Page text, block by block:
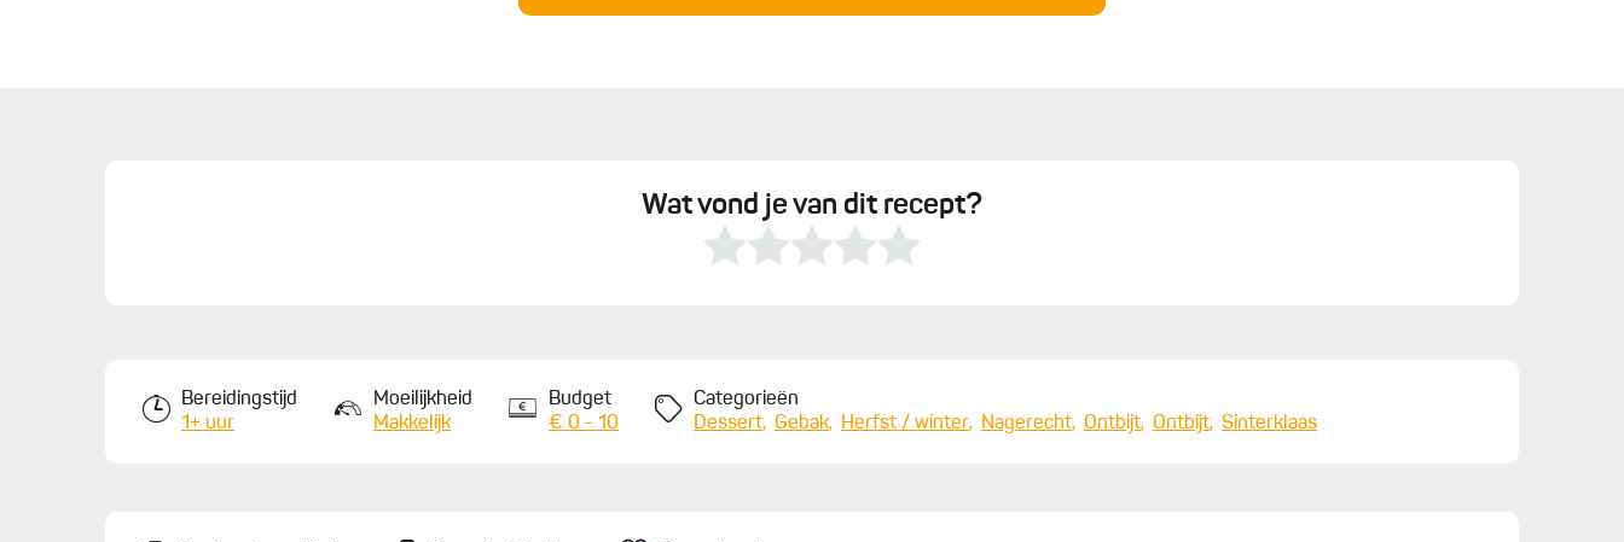
Verwarm je oven voor op 200° graden (hetelucht). Verwijder de handdoek en doreer met een borsteltje je
Wat vond je van dit recept?
Bereidingstijd
1+ uur
Moeilijkheid
Makkelijk
Budget
€ 0 - 10
Categorieën
Dessert
Gebak Herfst / winter Nagerecht Ontbijt Ontbijt Sinterklaas